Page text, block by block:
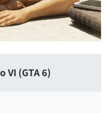
VI (GTA 6)